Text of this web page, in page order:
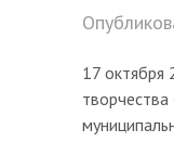
17 октября